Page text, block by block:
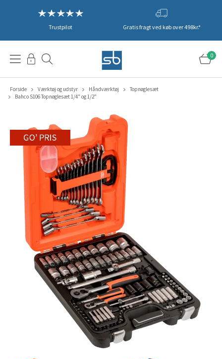
Trustpilot Gratis fragt ved køb over 498kr.*
0
Forside Værktøj og udstyr Håndværktøj
Topnøglesæt
Bahco S106 Topnøglesæt 1/4" og 1/2"